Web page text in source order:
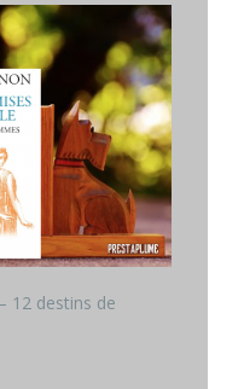
12 destins de